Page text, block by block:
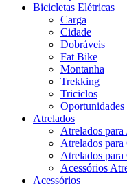
Bicicletas Elétricas
Carga
Cidade
Dobráveis
Fat Bike
Montanha
Trekking
Triciclos
Oportunidades
Atrelados
Atrelados
Atrelados para
Atrelados para
Acessórios
Acessórios